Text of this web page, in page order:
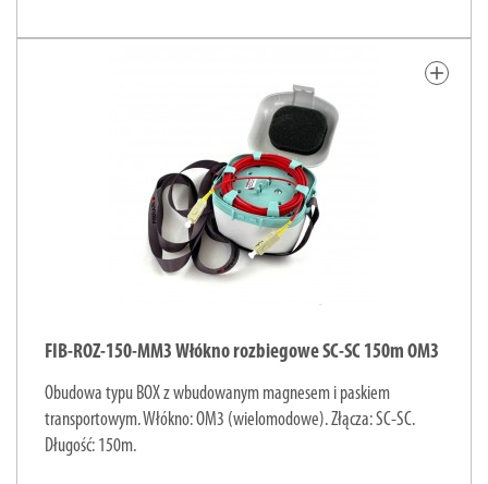
add
FIB-ROZ-150-MM3 Włókno rozbiegowe SC-SC 150m OM3
Obudowa typu BOX z wbudowanym magnesem i paskiem
transportowym. Włókno: OM3 (wielomodowe). Złącza: SC-SC.
Długość: 150m.